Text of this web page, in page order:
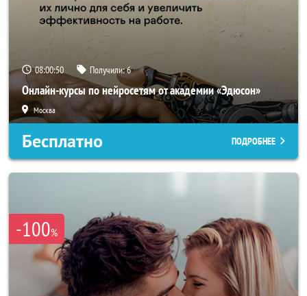
08:00:48 Получили:6
Онлайн-курсы по нейросетям от академии «Эдюсон»
Москва
Бесплатно ПОДРОБНЕЕ
-100%